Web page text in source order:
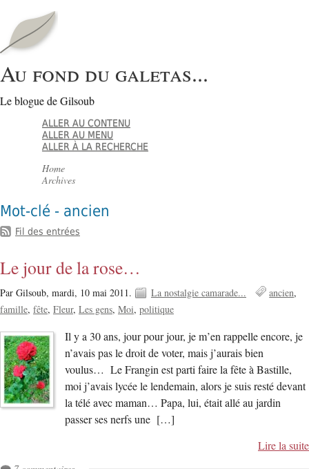
Au fond du galetas...
Le blogue de Gilsoub
ALLER AU CONTENU
ALLER AU MENU
ALLER À LA RECHERCHE
Home
Archives
Mot-clé - ancien
Fil des entrées
Le jour de la rose…
Par Gilsoub, mardi, 10 mai 2011. La nostalgie camarade...
ancien
famille fête Fleur Les gens Moi politique
Il y a 30 ans, jour pour jour, je m’en rappelle encore, je
n’avais pas le droit de voter, mais j’aurais bien
voulus… Le Frangin est parti faire la fête à Bastille,
moi j’avais lycée le lendemain, alors je suis resté devant
la télé avec maman… Papa, lui, était allé au jardin
passer ses nerfs une […]
Lire la suite